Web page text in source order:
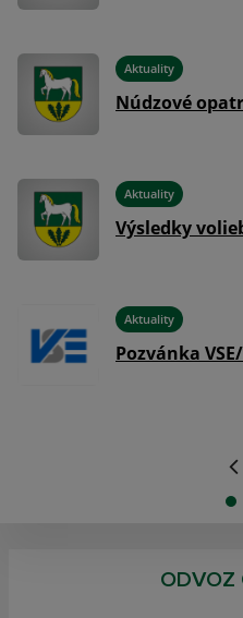
Aktuality
Núdzové
Aktuality
Výsledky
Aktuality
Pozvánka
ODVOZ